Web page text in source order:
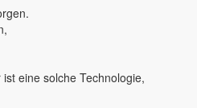
eine solche Technologie,